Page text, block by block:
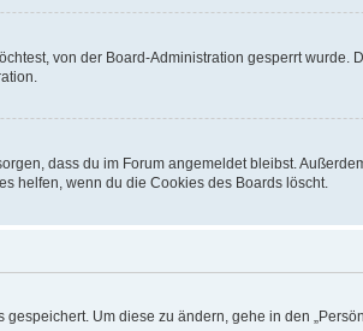
von der Board-Administration gesperrt
dass du im Forum angemeldet bleibst.
helfen, wenn du die Cookies des Boards löscht.
Um diese zu ändern, gehe in den